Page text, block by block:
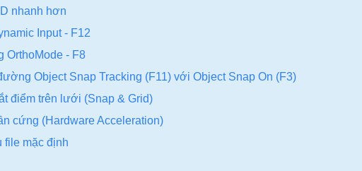
nhanh hơn
Input - F12
OrthoMode - F8
Object Snap Tracking (F11) với Object Snap On (F3)
điểm trên lưới (Snap & Grid)
cứng (Hardware Acceleration)
file mặc định